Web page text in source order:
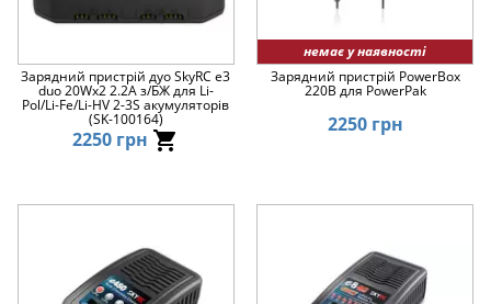
Зарядний пристрій дуо SkyRC e3
duo 20Wx2 2.2A з/БЖ для Li-
Pol/Li-Fe/Li-HV 2-3S акумуляторів
(SK-100164)
2250 грн
немає у наявності
Зарядний пристрій PowerBox
220В для PowerPak
2250 грн